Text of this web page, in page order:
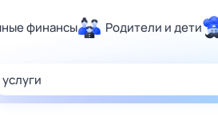
финансы Родители и дети
Развлечения